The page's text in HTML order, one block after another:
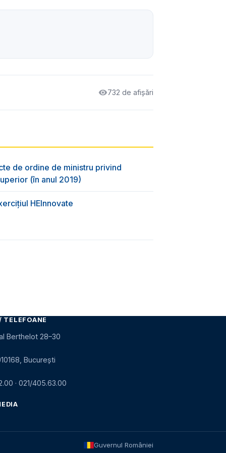
732 de afișări
de ordine de ministru privind
(în anul 2019)
HEInnovate
TELEFOANE
Berthelot 28–30
București
· 021/405.63.00
Guvernul României